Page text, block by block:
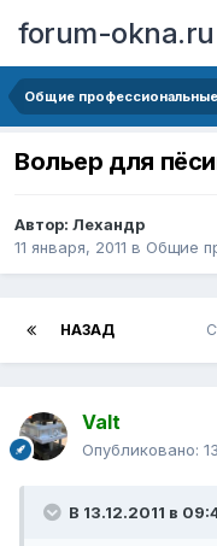
forum-okna.ru
Общие
Вольер для
Автор: Лехандр
11 января, 2011 в Общие
НАЗАД
Valt
Опубликовано:
В 13.12.2011 в